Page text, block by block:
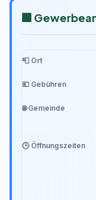
🏢
📮 Ort
💶 Gebühren
🌐 Gemeinde
🕒 Öffnungszeiten